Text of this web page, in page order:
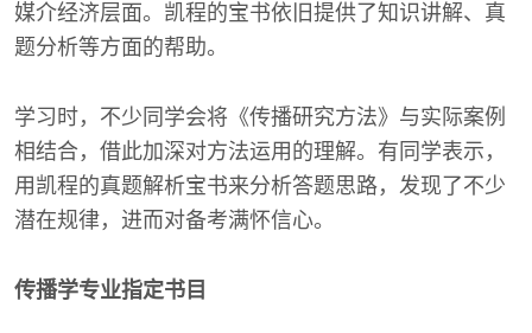
媒介经济层面。凯程的宝书依旧提供了知识讲解、真
题分析等方面的帮助。
学习时，不少同学会将《传播研究方法》与实际案例
相结合，借此加深对方法运用的理解。有同学表示，
用凯程的真题解析宝书来分析答题思路，发现了不少
潜在规律，进而对备考满怀信心。
传播学专业指定书目